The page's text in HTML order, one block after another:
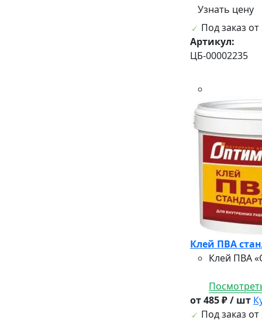
Узнать цену
Под заказ от
Артикул:
ЦБ-00002235
Клей ПВА
Клей ПВА
от 485 ₽ / шт
Под заказ от